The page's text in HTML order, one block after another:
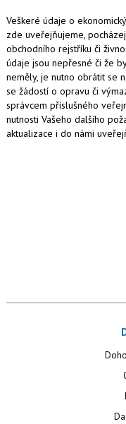
Veškeré údaje o
zde uveřejňujeme,
obchodního rejstříku či
údaje jsou nepřesné či že
neměly, je nutno obrátit se
se žádostí o opravu či
správcem příslušného
nutnosti Vašeho dalšího
aktualizace i do námi